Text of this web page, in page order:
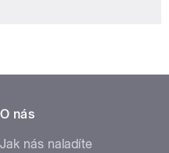
O nás
Jak nás naladíte